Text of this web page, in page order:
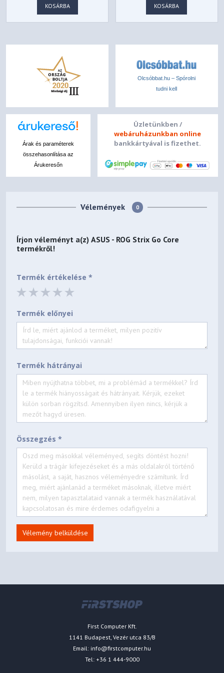
KOSÁRBA KOSÁRBA
Olcsóbbat.hu – Spórolni
tudni kell
Árak és paraméterek
összehasonlítása az
Árukeresőn
Üzletünkben /
webáruházunkban online
bankkártyával is fizethet.
Vélemények 0
Írjon véleményt a(z)ASUS - ROG Strix Go Core
termékről!
Termék értékelése *
Termék előnyei
Termék hátrányai
Összegzés *
Vélemény belküldése
First Computer Kft.
1141 Budapest, Vezér utca 83/B
Email: info@firstcomputer.hu
Tel: +36 1 444-9000